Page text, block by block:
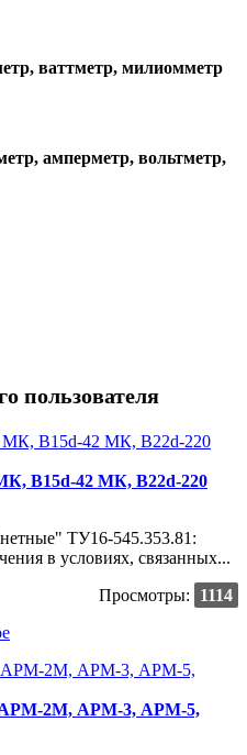
ваттметр, милиомметр
амперметр, вольтметр,
пользователя
В15d-42 МК, B22d-220
ТУ16-545.353.81:
в условиях, связанных...
Просмотры:
1114
АРМ-2М, АРМ-3, АРМ-5,